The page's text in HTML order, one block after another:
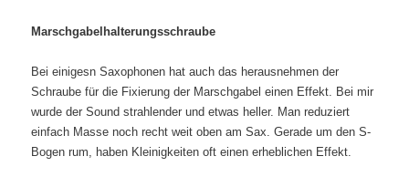
Marschgabelhalterungsschraube
Bei einigesn Saxophonen hat auch das herausnehmen der
Schraube für die Fixierung der Marschgabel einen Effekt. Bei mir
wurde der Sound strahlender und etwas heller. Man reduziert
einfach Masse noch recht weit oben am Sax. Gerade um den S-
Bogen rum, haben Kleinigkeiten oft einen erheblichen Effekt.